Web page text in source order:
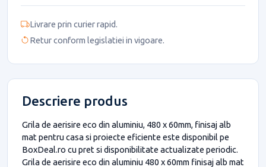
Livrare prin curier rapid.
Retur conform legislatiei in vigoare.
Descriere produs
Grila de aerisire eco din aluminiu, 480 x 60mm, finisaj alb
mat pentru casa si proiecte eficiente este disponibil pe
BoxDeal.ro cu pret si disponibilitate actualizate periodic.
Grila de aerisire eco din aluminiu 480 x 60mm finisaj alb mat